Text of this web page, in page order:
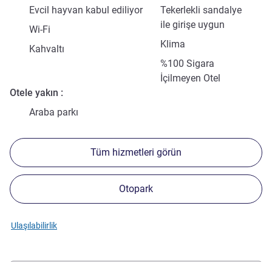
Evcil hayvan kabul ediliyor
Tekerlekli sandalye
ile girişe uygun
Wi-Fi
Klima
Kahvaltı
%100 Sigara
İçilmeyen Otel
Otele yakın
Araba parkı
Tüm hizmetleri görün
Otopark
Ulaşılabilirlik